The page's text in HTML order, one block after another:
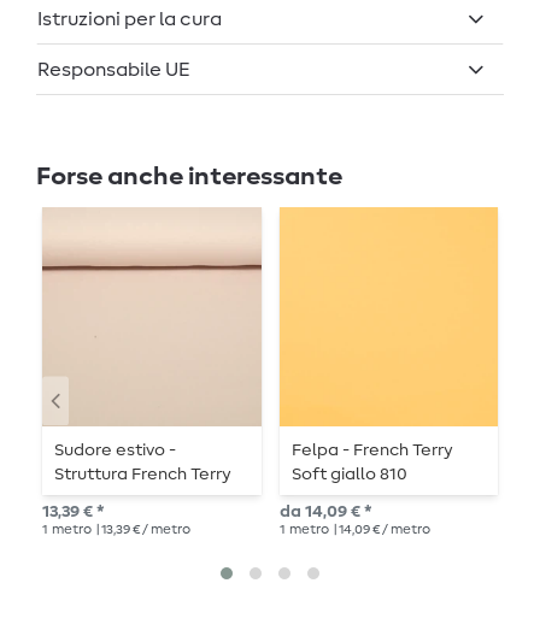
Istruzioni per la cura
Responsabile UE
Forse anche interessante
Sudore estivo -
Struttura French Terry
Beach Sand 522 Loop
13,39 € *
1 metro | 13,39 € / metro
Felpa - French Terry
Soft giallo 810
Angeraut
da 14,09 € *
1 metro | 14,09 € / metro